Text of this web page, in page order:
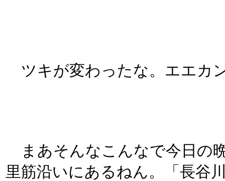
ツキが変わったな。エエカ
まあそんなこんなで今日の
里筋沿いにあるねん。「長谷